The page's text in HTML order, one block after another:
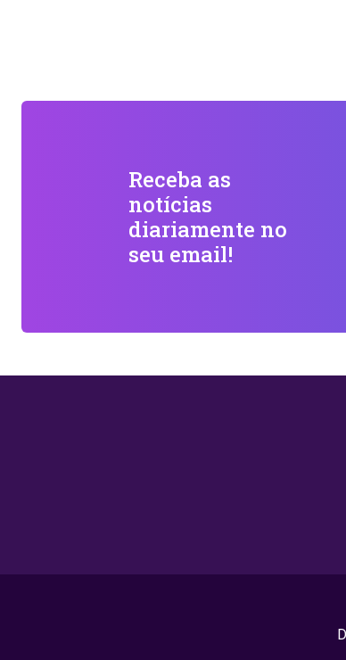
Receba as
notícias
diariamente no
seu email!